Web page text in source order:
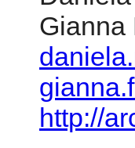
Gianna
http://